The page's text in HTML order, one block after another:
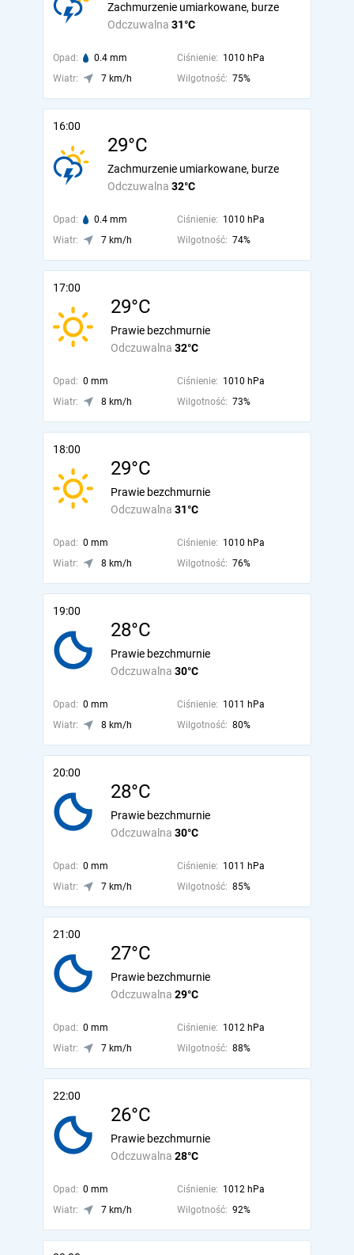
Odczuwalna 31°C
Zachmurzenie umiarkowane, burze
Opad: 0.4 mm Ciśnienie: 1010 hPa
Wiatr:
7 km/h Wilgotność: 75%
16:00
29°C
Odczuwalna 32°C
Zachmurzenie umiarkowane, burze
Opad: 0.4 mm Ciśnienie: 1010 hPa
Wiatr:
7 km/h Wilgotność: 74%
17:00
29°C
Odczuwalna 32°C
Prawie bezchmurnie
Opad: 0 mm Ciśnienie: 1010 hPa
Wiatr:
8 km/h Wilgotność: 73%
18:00
29°C
Odczuwalna 31°C
Prawie bezchmurnie
Opad: 0 mm Ciśnienie: 1010 hPa
Wiatr:
8 km/h Wilgotność: 76%
19:00
28°C
Odczuwalna 30°C
Prawie bezchmurnie
Opad: 0 mm Ciśnienie: 1011 hPa
Wiatr:
8 km/h Wilgotność: 80%
20:00
28°C
Odczuwalna 30°C
Prawie bezchmurnie
Opad: 0 mm Ciśnienie: 1011 hPa
Wiatr:
7 km/h Wilgotność: 85%
21:00
27°C
Odczuwalna 29°C
Prawie bezchmurnie
Opad: 0 mm Ciśnienie: 1012 hPa
Wiatr:
7 km/h Wilgotność: 88%
22:00
26°C
Odczuwalna 28°C
Prawie bezchmurnie
Opad: 0 mm Ciśnienie: 1012 hPa
Wiatr:
7 km/h Wilgotność: 92%